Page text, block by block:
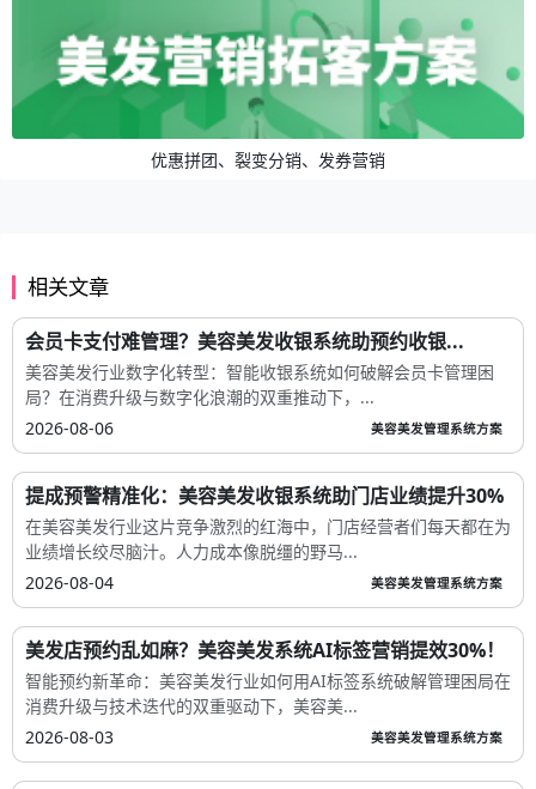
优惠拼团、裂变分销、发券营销
相关文章
会员卡支付难管理？美容美发收银系统助预约收银...
美容美发行业数字化转型：智能收银系统如何破解会员卡管理困
局？在消费升级与数字化浪潮的双重推动下，...
2026-08-06
美容美发管理系统方案
提成预警精准化：美容美发收银系统助门店业绩提升30%
在美容美发行业这片竞争激烈的红海中，门店经营者们每天都在为
业绩增长绞尽脑汁。人力成本像脱缰的野马...
2026-08-04
美容美发管理系统方案
美发店预约乱如麻？美容美发系统AI标签营销提效30%！
智能预约新革命：美容美发行业如何用AI标签系统破解管理困局在
消费升级与技术迭代的双重驱动下，美容美...
2026-08-03
美容美发管理系统方案